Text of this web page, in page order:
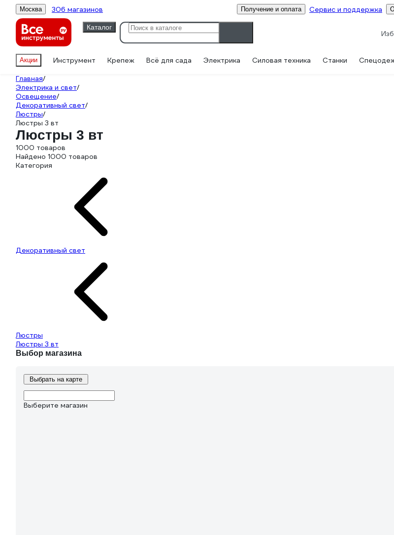
Москва 306 магазинов Получение и оплата Сервис и поддержка
Каталог
Акции Инструмент Крепеж Всё для сада Электрика Силовая техника Станки
Главная/
Электрика и свет/
Освещение/
Декоративный свет/
Люстры/
Люстры 3 вт
Люстры 3 вт
1000 товаров
Найдено 1000 товаров
Категория
Декоративный свет
Люстры
Люстры 3 вт
Выбор магазина
Выбрать на карте
Выберите магазин